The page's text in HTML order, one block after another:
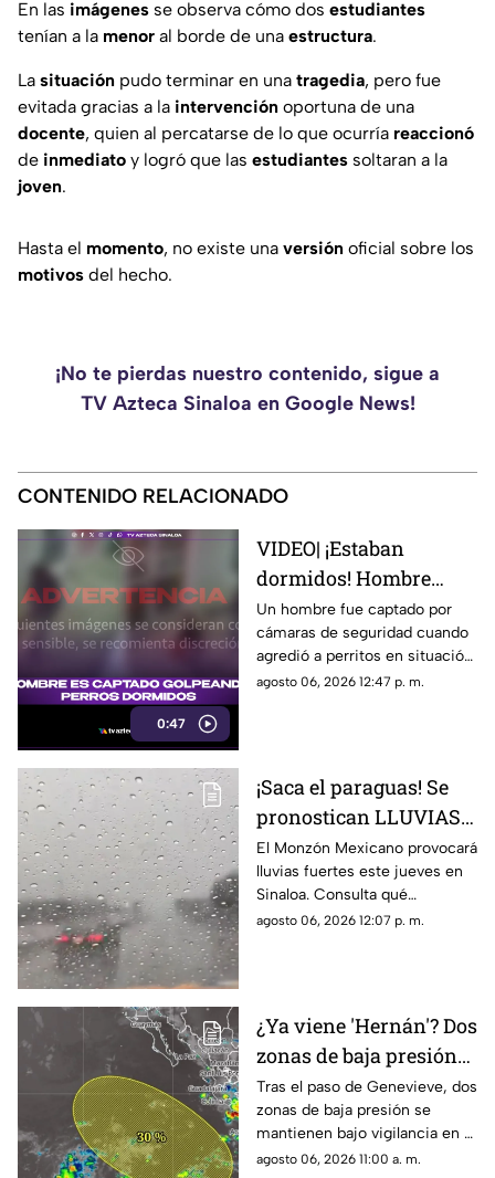
En las imágenes se observa cómo dos estudiantes
tenían a la menor al borde de una estructura.
La situación pudo terminar en una tragedia, pero fue
evitada gracias a la intervención oportuna de una
docente, quien al percatarse de lo que ocurría reaccionó
de inmediato y logró que las estudiantes soltaran a la
joven.
Hasta el momento, no existe una versión oficial sobre los
motivos del hecho.
¡No te pierdas nuestro contenido, sigue a
TV Azteca Sinaloa en Google News!
CONTENIDO RELACIONADO
0:47
VIDEO| ¡Estaban
dormidos! Hombre
patea perritos en
situación de calle
Un hombre fue captado por
cámaras de seguridad cuando
agredió a perritos en situación
de calle en Tonalá, Jalisco,
agosto 06, 2026 12:47 p. m.
¡Saca el paraguas! Se
pronostican LLUVIAS
FUERTES la tarde HOY
en estos municipios de
Sinaloa
El Monzón Mexicano provocará
lluvias fuertes este jueves en
Sinaloa. Consulta qué
municipios podrían registrar
agosto 06, 2026 12:07 p. m.
¿Ya viene 'Hernán'? Dos
zonas de baja presión
toman fuerza en el
Pacífico
Tras el paso de Genevieve, dos
zonas de baja presión se
mantienen bajo vigilancia en el
Pacífico; estas son sus
agosto 06, 2026 11:00 a. m.